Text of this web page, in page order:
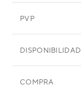
PVP
DISPONIBILIDAD
COMPRA